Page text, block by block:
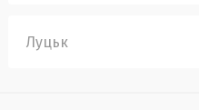
Луцьк